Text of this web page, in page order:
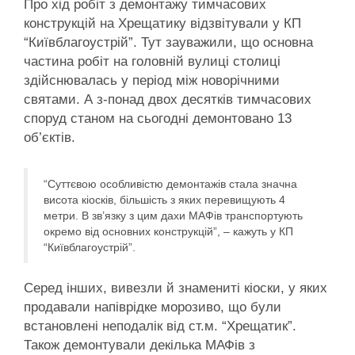
Про хід робіт з демонтажу тимчасових
конструкцій на Хрещатику відзвітували у КП
“Київблагоустрій”. Тут зауважили, що основна
частина робіт на головній вулиці столиці
здійснювалась у період між новорічними
святами. А з-понад двох десятків тимчасових
споруд станом на сьогодні демонтовано 13
об’єктів.
“Суттєвою особливістю демонтажів стала значна
висота кіосків, більшість з яких перевищують 4
метри. В зв’язку з цим дахи МАФів транспортують
окремо від основних конструкцій”, – кажуть у КП
“Київблагоустрій”.
Серед інших, вивезли й знамениті кіоски, у яких
продавали напіврідке морозиво, що були
встановлені неподалік від ст.м. “Хрещатик”.
Також демонтували декілька МАФів з